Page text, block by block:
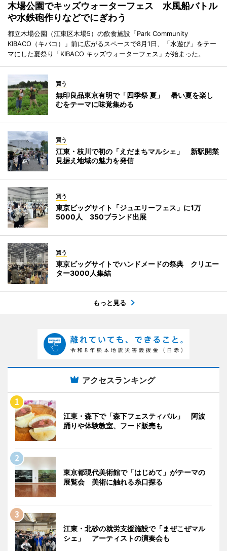
木場公園でキッズウォーターフェス 水風船バトル
や水鉄砲作りなどでにぎわう
都立木場公園（江東区木場5）の飲食施設「Park Community
KIBACO（キバコ）」前に広がるスペースで8月1日、「水遊び」をテー
マにした夏祭り「KIBACO キッズウォーターフェス」が始まった。
買う
無印良品東京有明で「四季祭 夏」 暑い夏を楽し
むをテーマに味覚集める
買う
江東・枝川で初の「えだまちマルシェ」 新駅開業
見据え地域の魅力を発信
買う
東京ビッグサイト「ジュエリーフェス」に1万
5000人 350ブランド出展
買う
東京ビッグサイトでハンドメードの祭典 クリエー
ター3000人集結
もっと見る
アクセスランキング
江東・森下で「森下フェスティバル」 阿波
踊りや体験教室、フード販売も
東京都現代美術館で「はじめて」がテーマの
展覧会 美術に触れる糸口探る
江東・北砂の就労支援施設で「まぜこぜマル
シェ」 アーティストの演奏会も